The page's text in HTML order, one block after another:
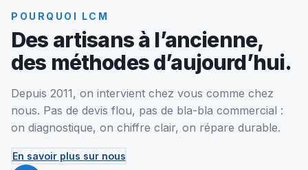
POURQUOI LCM
Des artisans à l’ancienne,
des méthodes d’aujourd’hui.
Depuis 2011, on intervient chez vous comme chez
nous. Pas de devis flou, pas de bla-bla commercial :
on diagnostique, on chiffre clair, on répare durable.
En savoir plus sur nous